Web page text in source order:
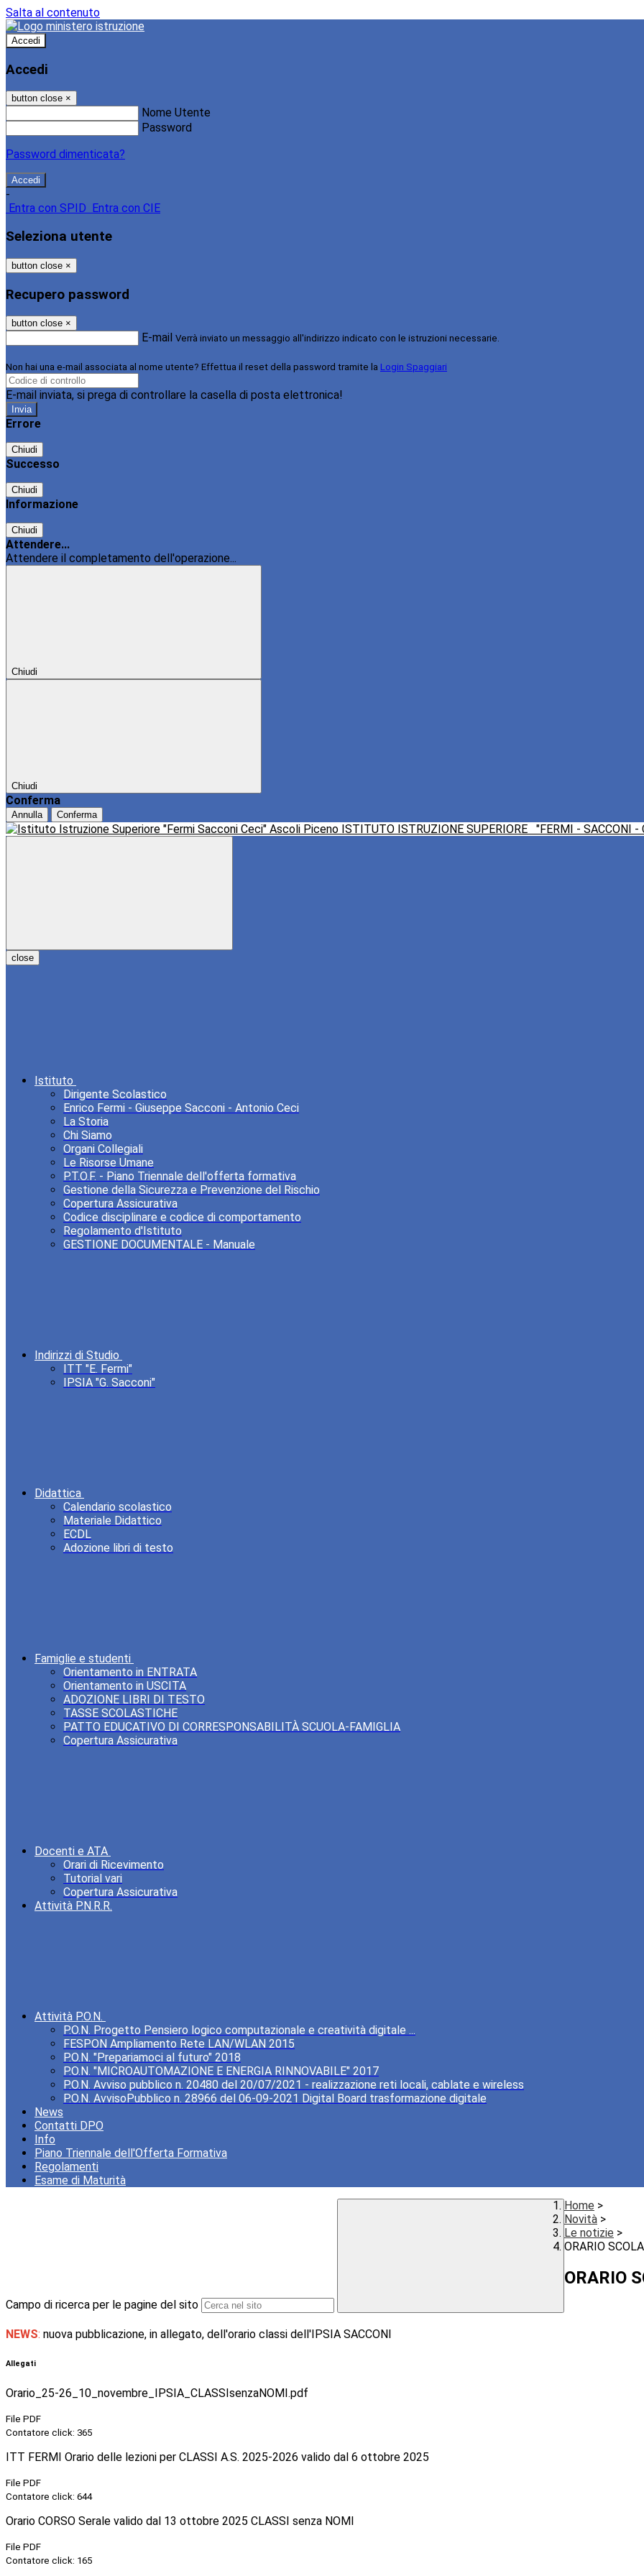
Salta al contenuto
Accedi
Accedi
button close ×
Nome Utente
Password
Password dimenticata?
-
Entra con SPID
Entra con CIE
Seleziona utente
button close ×
Recupero password
button close ×
E-mail Verrà inviato un messaggio all'indirizzo indicato con le istruzioni necessarie.
Non hai una e-mail associata al nome utente? Effettua il reset della password tramite la Login Spaggiari
E-mail inviata, si prega di controllare la casella di posta elettronica!
Errore
Chiudi
Successo
Chiudi
Informazione
Chiudi
Attendere...
Attendere il completamento dell'operazione...
Chiudi
Chiudi
Conferma
Annulla Conferma
ISTITUTO ISTRUZIONE SUPERIORE "FERMI - SACCONI -
close
Istituto
Dirigente Scolastico
Enrico Fermi - Giuseppe Sacconi - Antonio Ceci
La Storia
Chi Siamo
Organi Collegiali
Le Risorse Umane
P.T.O.F. - Piano Triennale dell'offerta formativa
Gestione della Sicurezza e Prevenzione del Rischio
Copertura Assicurativa
Codice disciplinare e codice di comportamento
Regolamento d'Istituto
GESTIONE DOCUMENTALE - Manuale
Indirizzi di Studio
ITT "E. Fermi"
IPSIA "G. Sacconi"
Didattica
Calendario scolastico
Materiale Didattico
ECDL
Adozione libri di testo
Famiglie e studenti
Orientamento in ENTRATA
Orientamento in USCITA
ADOZIONE LIBRI DI TESTO
TASSE SCOLASTICHE
PATTO EDUCATIVO DI CORRESPONSABILITÀ SCUOLA-FAMIGLIA
Copertura Assicurativa
Docenti e ATA
Orari di Ricevimento
Tutorial vari
Copertura Assicurativa
Attività P.N.R.R.
Attività P.O.N.
P.O.N. Progetto Pensiero logico computazionale e creatività digitale ...
FESPON Ampliamento Rete LAN/WLAN 2015
P.O.N. "Prepariamoci al futuro" 2018
P.O.N. "MICROAUTOMAZIONE E ENERGIA RINNOVABILE" 2017
P.O.N. Avviso pubblico n. 20480 del 20/07/2021 - realizzazione reti locali, cablate e wireless
P.O.N. AvvisoPubblico n. 28966 del 06-09-2021 Digital Board trasformazione digitale
News
Contatti DPO
Info
Piano Triennale dell'Offerta Formativa
Regolamenti
Esame di Maturità
Campo di ricerca per le pagine del sito
Home >
Novità >
Le notizie >
ORARIO
ORARIO
NEWS: nuova pubblicazione, in allegato, dell'orario classi dell'IPSIA SACCONI
Allegati
Orario_25-26_10_novembre_IPSIA_CLASSIsenzaNOMI.pdf
File PDF
Contatore click: 365
ITT FERMI Orario delle lezioni per CLASSI A.S. 2025-2026 valido dal 6 ottobre 2025
File PDF
Contatore click: 644
Orario CORSO Serale valido dal 13 ottobre 2025 CLASSI senza NOMI
File PDF
Contatore click: 165